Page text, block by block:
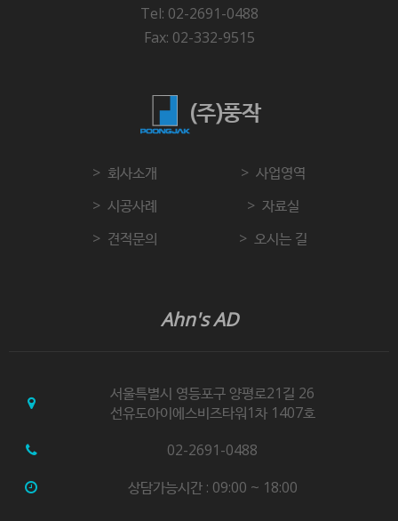
Tel: 02-2691-0488
Fax: 02-332-9515
(주)풍작
회사소개
사업영역
시공사례
자료실
견적문의
오시는 길
Ahn's AD
서울특별시 영등포구 양평로21길 26
선유도아이에스비즈타워1차 1407호
02-2691-0488
상담가능시간 : 09:00 ~ 18:00